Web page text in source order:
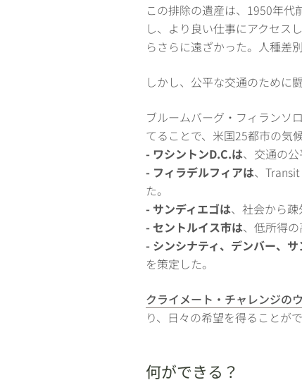
この排除の遺産は、1950年代
し、より良い仕事にアクセス
らさらに遠ざかった。人種差
しかし、公平な交通のために
ブルームバーグ・フィランソ
てることで、米国25都市の気
- ワシントンD.C.は、交通の
- フィラデルフィアは、
た。
- サンディエゴは、社会から
- セントルイス市は、低所得
- シンシナティ、デンバー、
を策定した。
クライメート・チャレンジの
り、日々の希望を得ることが
何ができる？